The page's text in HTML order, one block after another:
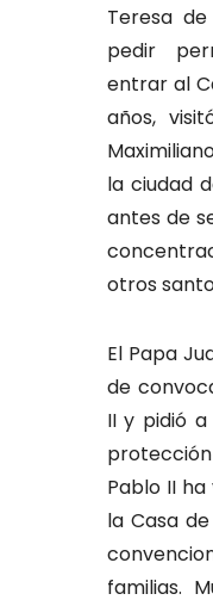
Teresa
pedir
entrar al
años,
la ciudad
antes de
otros
El Papa
de
II y pidió
Pablo II
la Casa
familias.